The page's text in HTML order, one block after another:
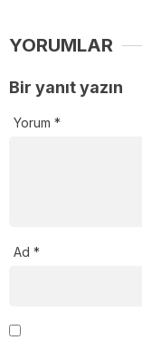
YORUMLAR
Bir yanıt yazın
Yorum *
Ad *